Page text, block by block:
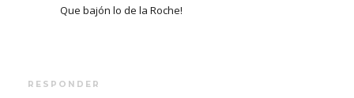
Que bajón lo de la Roche!
RESPONDER